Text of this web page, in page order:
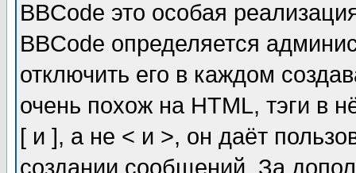
BBCode это особая
BBCode определяется
отключить его в каждом
очень похож на HTML, тэги в
[ и ], а не < и >, он даёт
создании сообщений. За